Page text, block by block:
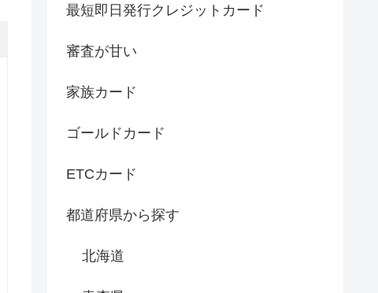
最短即日発行クレジットカード
審査が甘い
家族カード
ゴールドカード
ETCカード
都道府県から探す
北海道